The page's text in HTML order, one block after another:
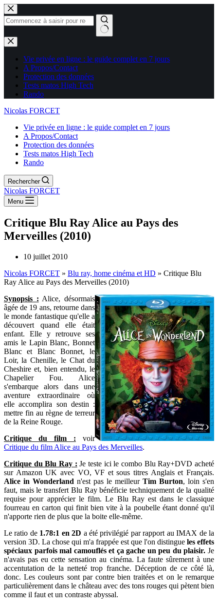
Aucun
résultat
Vie privée en ligne : le guide complet en 7 jours
A Propos/Contact
Protection des données
Tests matos High Tech
Rando
Nicolas FORCET
Vie privée en ligne : le guide complet en 7 jours
A Propos/Contact
Protection des données
Tests matos High Tech
Rando
Rechercher
Nicolas FORCET
Menu
Critique Blu Ray Alice au Pays des
Merveilles (2010)
10 juillet 2010
Nicolas FORCET » Blu ray, home cinéma et HD » Critique Blu
Ray Alice au Pays des Merveilles (2010)
Synopsis : Alice, désormais
âgée de 19 ans, retourne dans
le monde fantastique qu'elle a
découvert quand elle était
enfant. Elle y retrouve ses
amis le Lapin Blanc, Bonnet
Blanc et Blanc Bonnet, le
Loir, la Chenille, le Chat du
Cheshire et, bien entendu, le
Chapelier Fou. Alice
s'embarque alors dans une
aventure extraordinaire où
elle accomplira son destin :
mettre fin au règne de terreur
de la Reine Rouge.
Critique du film : voir
Critique du film Alice au Pays des Merveilles.
Critique du Blu Ray : Je teste ici le combo Blu Ray+DVD acheté
sur Amazon UK avec VO, VF et sous titres Anglais et Français.
Alice in Wonderland n'est pas le meilleur Tim Burton, loin s'en
faut, mais le transfert Blu Ray bénéficie techniquement de la qualité
requise pour apprécier le film. Le Blu Ray est dans le classique
fourreau en carton qui finit bien vite à la poubelle étant donné qu'il
n'apporte rien de plus que la boite elle-même.
Le ratio de 1.78:1 en 2D a été privilégié par rapport au IMAX de la
version 3D. La chose qui m'a frappée est que l'on distingue les effets
spéciaux parfois mal camouflés et ça gache un peu du plaisir. Je
n'avais pas eu cette sensation au cinéma. La faute sûrement à une
accentutation de la netteté trop franche. Déception de ce côté là,
donc. Les couleurs sont par contre bien traitées et on le remarque
particulièrement dans le château avec des tons rouges qui pètent bien
comme il faut et un contraste abyssal.